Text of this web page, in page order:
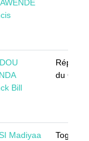
Bill
du
Madiyaa
Togo